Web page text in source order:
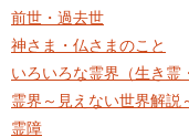
前世・過去世
神さま・仏さまのこと
いろいろな霊界（生き霊
霊界～見えない世界解説
霊障